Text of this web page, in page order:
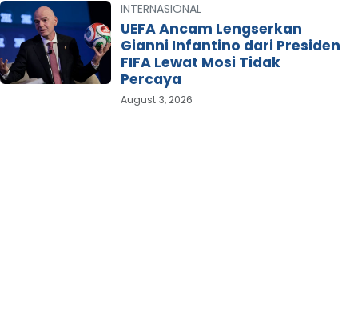
INTERNASIONAL
UEFA Ancam Lengserkan
Gianni Infantino dari Presiden
FIFA Lewat Mosi Tidak
Percaya
August 3, 2026